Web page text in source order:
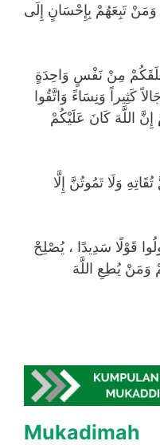
تَبِعَهُمْ بِإِحْسَانٍ إِلَى
خَلَقَكُمْ مِنْ نَفْسٍ وَاحِدَةٍ
كَثِيراً وَنِسَاءً وَاتَّقُوا
إِنَّ اللَّهَ كَانَ عَلَيْكُمْ
وَلَا تَمُوتُنَّ إِلَّا
قَوْلًا سَدِيدًا ، يُصْلِحْ
وَمَنْ يُطِعِ اللَّهَ
Mukadimah